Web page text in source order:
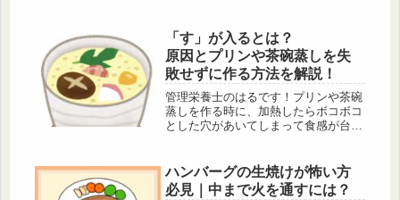
をお伝えします！
「す」が入るとは？
原因とプリンや茶碗蒸しを失
敗せずに作る方法を解説！
管理栄養士のはるです！プリンや茶碗
蒸しを作る時に、加熱したらボコボコ
とした穴があいてしまって食感が台無
のような穴があいてしまった状態を
「すが入る」と言います。そこで、
「すが入る」原因とプリンや茶碗蒸し
ハンバーグの生焼けが怖い方
必見｜中まで火を通すには？